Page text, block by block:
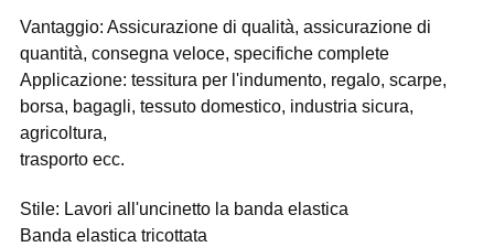
Vantaggio: Assicurazione di qualità, assicurazione di
quantità, consegna veloce, specifiche complete
Applicazione: tessitura per l'indumento, regalo, scarpe,
borsa, bagagli, tessuto domestico, industria sicura,
agricoltura,
trasporto ecc.
Stile: Lavori all'uncinetto la banda elastica
Banda elastica tricottata